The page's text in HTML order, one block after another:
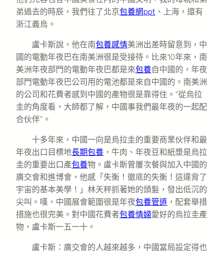
弟過去的時辰，我們往了北京包養網ppt 、上海，還有
浙江義烏。
盧卡斯說，他在南包養感情美洲出差時留意到，中
國的電動年夜巴在南美洲很是受接待。比來10年來，南
美洲年夜部門的電動年夜巴都是來包養自中國的，年夜
部門電動年夜巴公司用的電池都是來自中國的。南美洲
的公司和花費者感到中國的產物很是靠得住。“從烏拉
圭的角度看，大師都了解，中國事我們最年夜的一起配
合伙伴”。
十多年來，中國一向是烏拉圭的重要商業伙伴和最
年夜出口目標地長期包養 ，牛肉、年夜豆和紙漿是烏拉
圭的重要出口產包養物。盧卡斯曾屢次餐與加入中國的
廣交會和進博會，他感「失衡！徹底的失衡！這違背了
宇宙的基本美學！」林天秤抓著她的頭髮，發出低沉的
尖叫。嘆，中國展會範圍很是年夜包養管道 ，配套舉措
措施也很完美。對中國花費者包養情婦愛好的烏拉圭產
物，盧卡斯一五一十。
盧卡斯：廣交會的人越來越多，中國當局設定得也